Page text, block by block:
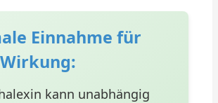
Einnahme für
kann unabhängig